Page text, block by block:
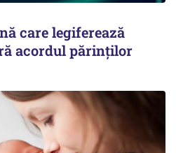
care legiferează
acordul părinţilor